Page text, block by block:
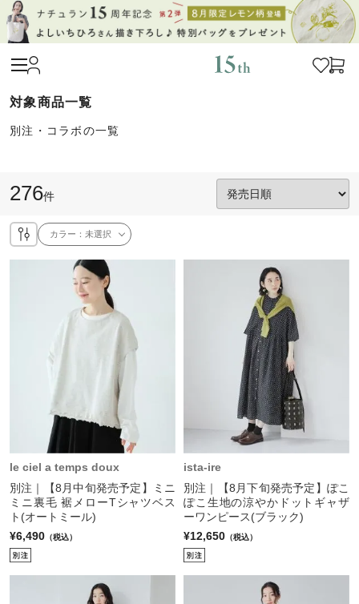
別注・コラボの一覧
276件
カラー：未選択
le ciel a temps doux
別注｜【8月中旬発売予定】ミニ
ミニ裏毛 裾メローTシャツベス
ト(オートミール)
¥6,490 （税込）
ista-ire
別注｜【8月下旬発売予定】ぽこ
ぽこ生地の涼やかドットギャザ
ーワンピース(ブラック)
¥12,650 （税込）